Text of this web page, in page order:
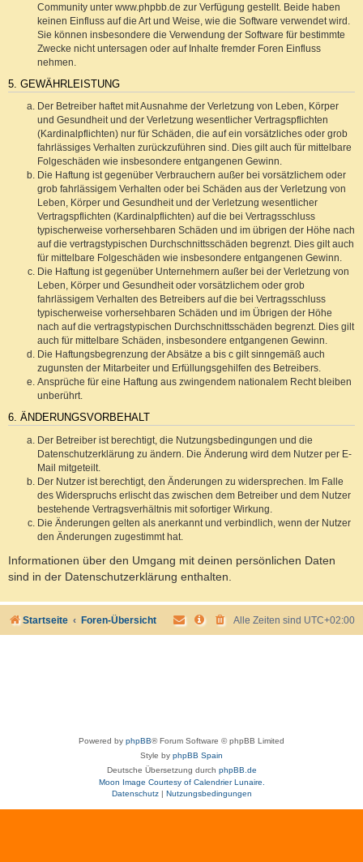
Community unter www.phpbb.de zur Verfügung gestellt. Beide haben
keinen Einfluss auf die Art und Weise, wie die Software verwendet wird.
Sie können insbesondere die Verwendung der Software für bestimmte
Zwecke nicht untersagen oder auf Inhalte fremder Foren Einfluss
nehmen.
5. GEWÄHRLEISTUNG
Der Betreiber haftet mit Ausnahme der Verletzung von Leben, Körper
und Gesundheit und der Verletzung wesentlicher Vertragspflichten
(Kardinalpflichten) nur für Schäden, die auf ein vorsätzliches oder grob
fahrlässiges Verhalten zurückzuführen sind. Dies gilt auch für mittelbare
Folgeschäden wie insbesondere entgangenen Gewinn.
Die Haftung ist gegenüber Verbrauchern außer bei vorsätzlichem oder
grob fahrlässigem Verhalten oder bei Schäden aus der Verletzung von
Leben, Körper und Gesundheit und der Verletzung wesentlicher
Vertragspflichten (Kardinalpflichten) auf die bei Vertragsschluss
typischerweise vorhersehbaren Schäden und im übrigen der Höhe nach
auf die vertragstypischen Durchschnittsschäden begrenzt. Dies gilt auch
für mittelbare Folgeschäden wie insbesondere entgangenen Gewinn.
Die Haftung ist gegenüber Unternehmern außer bei der Verletzung von
Leben, Körper und Gesundheit oder vorsätzlichem oder grob
fahrlässigem Verhalten des Betreibers auf die bei Vertragsschluss
typischerweise vorhersehbaren Schäden und im Übrigen der Höhe
nach auf die vertragstypischen Durchschnittsschäden begrenzt. Dies gilt
auch für mittelbare Schäden, insbesondere entgangenen Gewinn.
Die Haftungsbegrenzung der Absätze a bis c gilt sinngemäß auch
zugunsten der Mitarbeiter und Erfüllungsgehilfen des Betreibers.
Ansprüche für eine Haftung aus zwingendem nationalem Recht bleiben
unberührt.
6. ÄNDERUNGSVORBEHALT
Der Betreiber ist berechtigt, die Nutzungsbedingungen und die
Datenschutzerklärung zu ändern. Die Änderung wird dem Nutzer per E-
Mail mitgeteilt.
Der Nutzer ist berechtigt, den Änderungen zu widersprechen. Im Falle
des Widerspruchs erlischt das zwischen dem Betreiber und dem Nutzer
bestehende Vertragsverhältnis mit sofortiger Wirkung.
Die Änderungen gelten als anerkannt und verbindlich, wenn der Nutzer
den Änderungen zugestimmt hat.
Informationen über den Umgang mit deinen persönlichen Daten
sind in der Datenschutzerklärung enthalten.
Startseite Foren-Übersicht Alle Zeiten sind UTC+02:00
Powered by phpBB® Forum Software © phpBB Limited
Style by phpBB Spain
Deutsche Übersetzung durch phpBB.de
Moon Image Courtesy of Calendrier Lunaire.
Datenschutz| Nutzungsbedingungen